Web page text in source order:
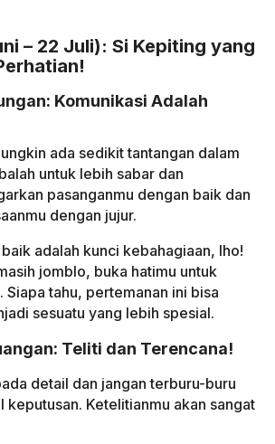
– 22 Juli): Si Kepiting yang
Komunikasi Adalah
ada sedikit tantangan dalam
untuk lebih sabar dan
pasanganmu dengan baik dan
dengan jujur.
adalah kunci kebahagiaan, lho!
jomblo, buka hatimu untuk
Siapa tahu, pertemanan ini bisa
sesuatu yang lebih spesial.
Teliti dan Terencana!
detail dan jangan terburu-buru
keputusan. Ketelitianmu akan sangat